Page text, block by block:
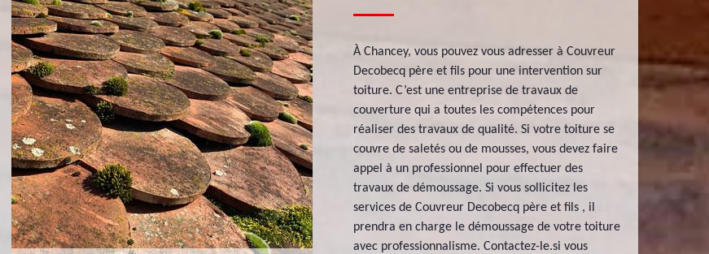
À Chancey, vous pouvez vous adresser à Couvreur
Decobecq père et fils pour une intervention sur
toiture. C’est une entreprise de travaux de
couverture qui a toutes les compétences pour
réaliser des travaux de qualité. Si votre toiture se
couvre de saletés ou de mousses, vous devez faire
appel à un professionnel pour effectuer des
travaux de démoussage. Si vous sollicitez les
services de Couvreur Decobecq père et fils , il
prendra en charge le démoussage de votre toiture
avec professionnalisme. Contactez-le.si vous